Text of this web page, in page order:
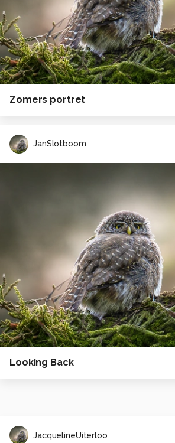
Zomers portret
JanSlotboom
Looking Back
JacquelineUiterloo